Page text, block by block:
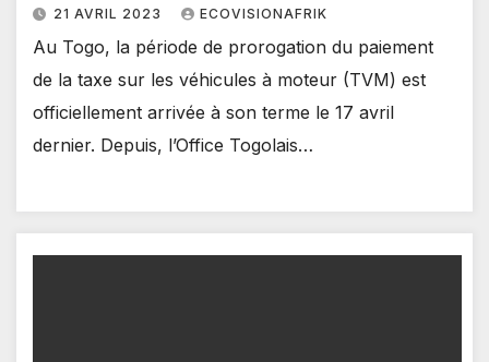
21 AVRIL 2023 ECOVISIONAFRIK
Au Togo, la période de prorogation du paiement
de la taxe sur les véhicules à moteur (TVM) est
officiellement arrivée à son terme le 17 avril
dernier. Depuis, l’Office Togolais…